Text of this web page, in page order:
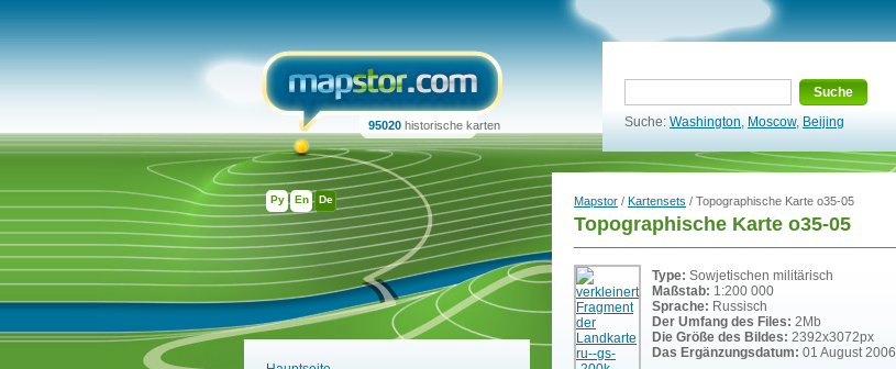
Ру En De
95020 historische karten
Suche
Suche: Washington, Moscow, Beijing
Mapstor / Kartensets / Topographische Karte o35-05
Topographische Karte o35-05
Type: Sowjetischen militärisch
Maßstab: 1:200 000
Sprache: Russisch
Der Umfang des Files: 2Mb
Die Größe des Bildes: 2392x3072px
Das Ergänzungsdatum: 01 August 2006